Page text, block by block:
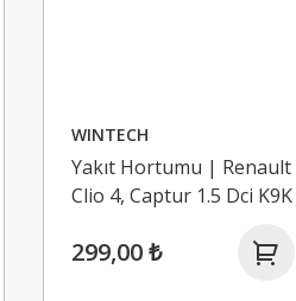
WINTECH
Yakıt Hortumu | Renault
Clio 4, Captur 1.5 Dci K9K
299,00 ₺